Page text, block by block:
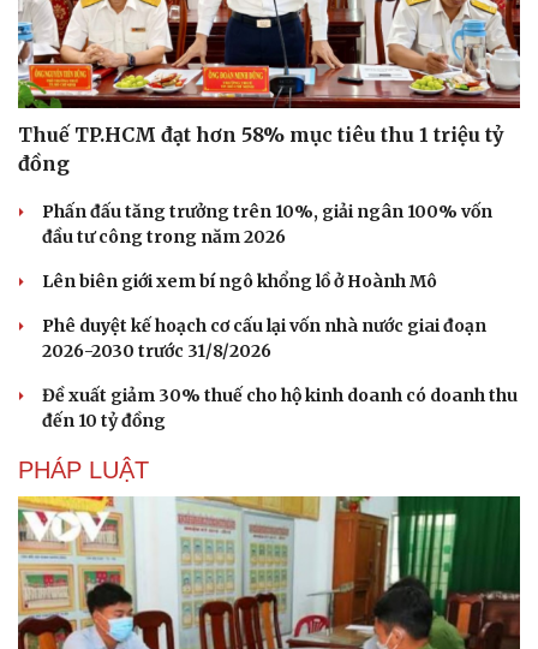
Du lịch
Tư vấn
check-in
Podcast
Kể chuyện cho bé
Hạt giống tâm hồn
Thuế TP.HCM đạt hơn 58% mục tiêu thu 1 triệu tỷ
đồng
Phấn đấu tăng trưởng trên 10%, giải ngân 100% vốn
đầu tư công trong năm 2026
Lên biên giới xem bí ngô khổng lồ ở Hoành Mô
Phê duyệt kế hoạch cơ cấu lại vốn nhà nước giai đoạn
2026-2030 trước 31/8/2026
Đề xuất giảm 30% thuế cho hộ kinh doanh có doanh thu
đến 10 tỷ đồng
PHÁP LUẬT